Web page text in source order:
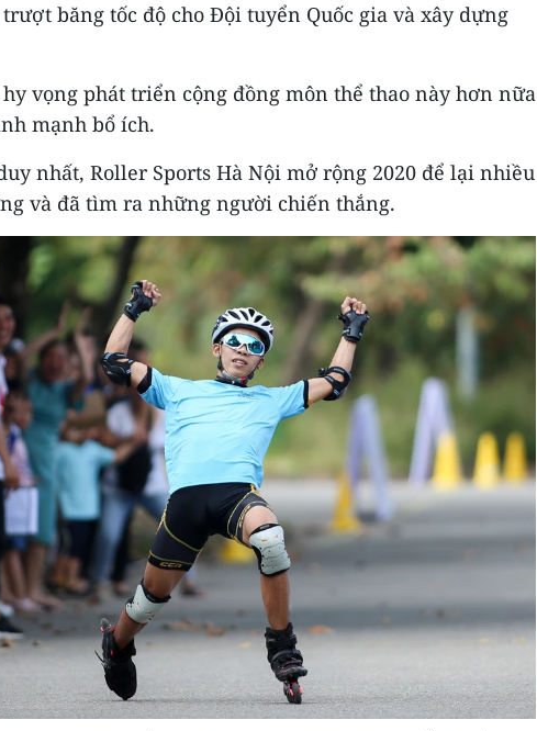
băng tốc độ cho Đội tuyển Quốc gia và xây dựng
hy vọng phát triển cộng đồng môn thể thao này hơn nữa
mạnh bổ ích.
nhất, Roller Sports Hà Nội mở rộng 2020 để lại nhiều
và đã tìm ra những người chiến thắng.